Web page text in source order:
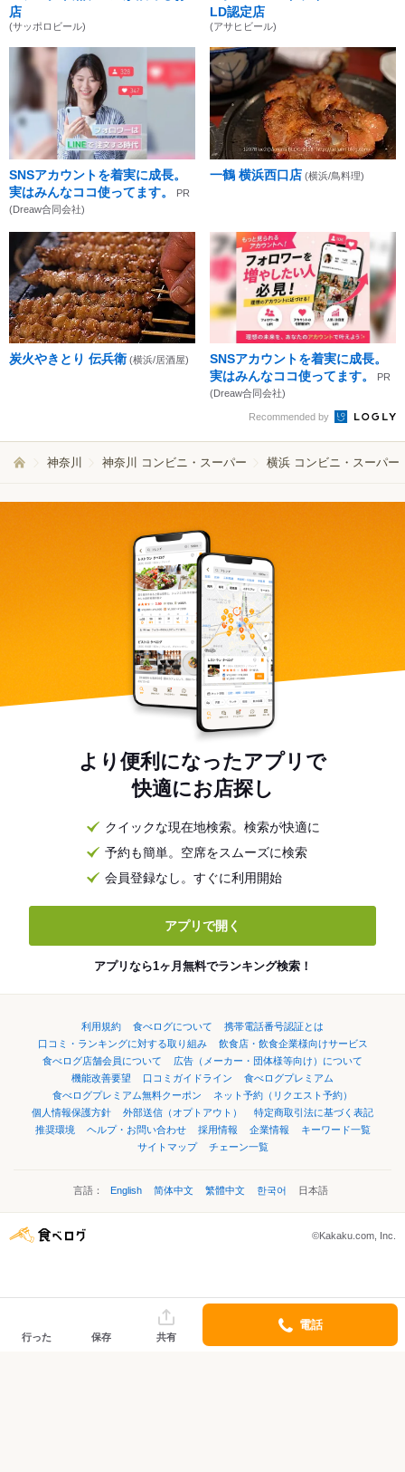
店
(サッポロビール)
LD認定店
(アサヒビール)
SNSアカウントを着実に成長。
実はみんなココ使ってます。
PR
(Dreaw合同会社)
一鶴 横浜西口店 (横浜/鳥料理)
炭火やきとり 伝兵衛 (横浜/居酒屋)
SNSアカウントを着実に成長。
実はみんなココ使ってます。
PR
(Dreaw合同会社)
Recommended by
神奈川 神奈川 コンビニ・スーパー 横浜 コンビニ・スーパー
より便利になったアプリで
快適にお店探し
クイックな現在地検索。検索が快適に
予約も簡単。空席をスムーズに検索
会員登録なし。すぐに利用開始
アプリで開く
アプリなら1ヶ月無料でランキング検索！
利用規約 食べログについて
携帯電話番号認証とは
口コミ・ランキングに対する取り組み
飲食店・飲食企業様向けサービス
食べログ店舗会員について
広告（メーカー・団体様等向け）について
機能改善要望
口コミガイドライン
食べログプレミアム
食べログプレミアム無料クーポン
ネット予約（リクエスト予約）
個人情報保護方針
外部送信（オプトアウト）
特定商取引法に基づく表記
推奨環境
ヘルプ・お問い合わせ 採用情報 企業情報
キーワード一覧
サイトマップ
チェーン一覧
言語： English 简体中文 繁體中文 한국어 日本語
©Kakaku.com, Inc.
行った 保存 共有
電話